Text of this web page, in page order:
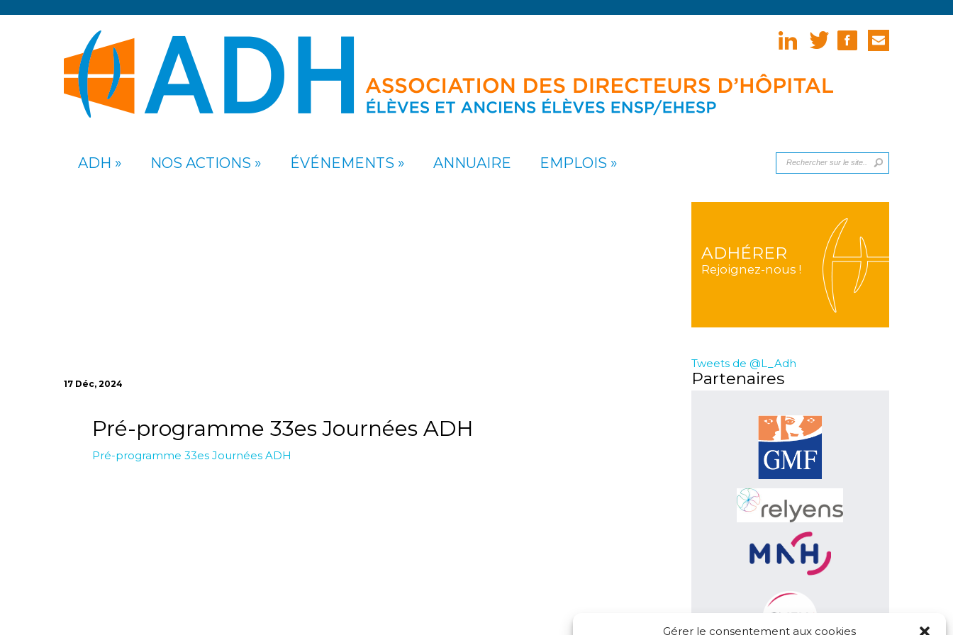
Gérer le consentement aux cookies
ADH NOS ACTIONS ÉVÉNEMENTS ANNUAIRE EMPLOIS
17 Déc, 2024
Pré-programme 33es Journées ADH
Pré-programme 33es Journées ADH
ADHÉRER
Rejoignez-nous !
Tweets de @L_Adh
Partenaires